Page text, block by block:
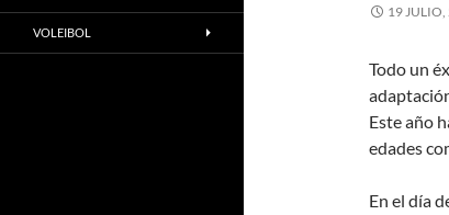
19
Todo un
Este año
edades
En el día
VOLEIBOL